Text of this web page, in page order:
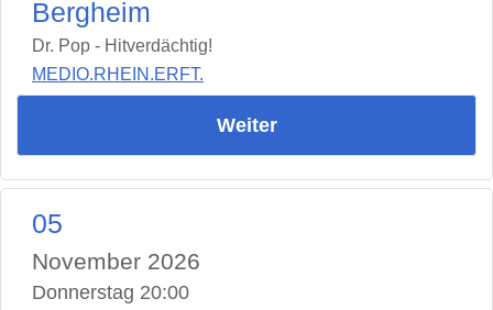
Bergheim
Dr. Pop - Hitverdächtig!
MEDIO.RHEIN.ERFT.
Weiter
05
November 2026
Donnerstag 20:00